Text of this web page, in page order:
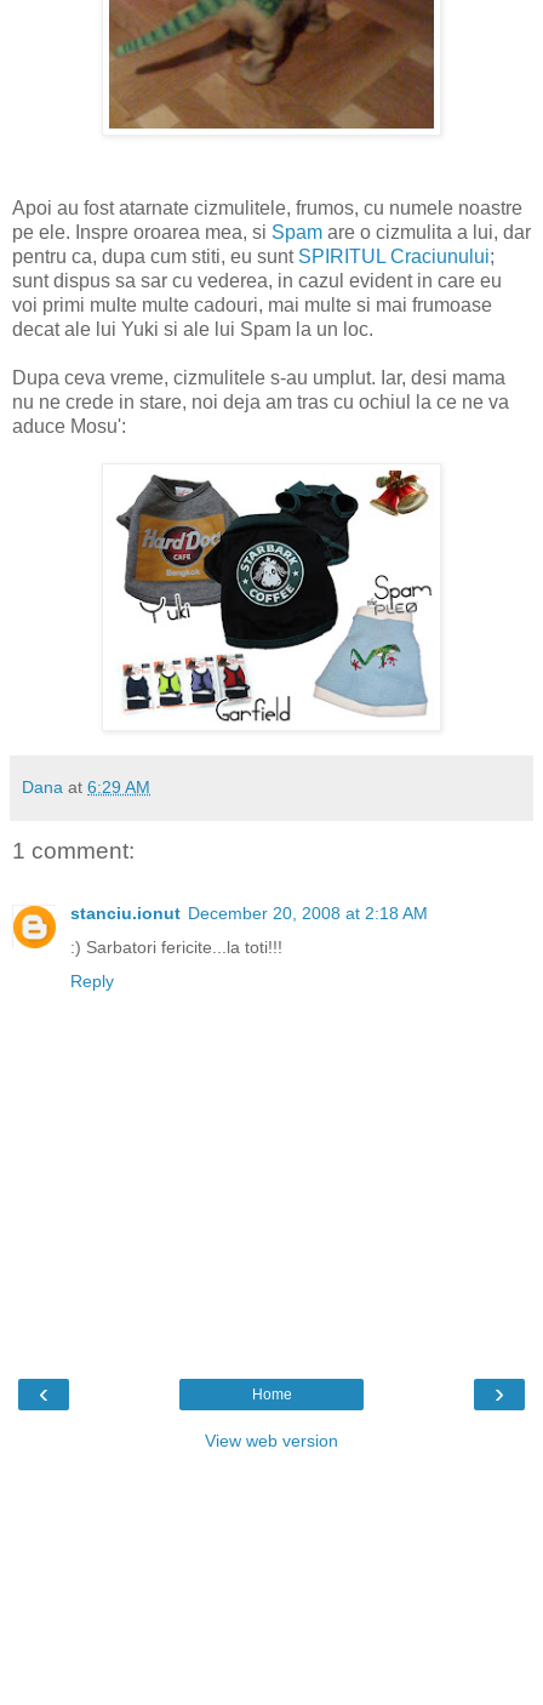
Apoi au fost atarnate cizmulitele, frumos, cu numele noastre
pe ele. Inspre oroarea mea, si Spam are o cizmulita a lui, dar
pentru ca, dupa cum stiti, eu sunt SPIRITUL Craciunului;
sunt dispus sa sar cu vederea, in cazul evident in care eu
voi primi multe multe cadouri, mai multe si mai frumoase
decat ale lui Yuki si ale lui Spam la un loc.
Dupa ceva vreme, cizmulitele s-au umplut. Iar, desi mama
nu ne crede in stare, noi deja am tras cu ochiul la ce ne va
aduce Mosu':
Dana at 6:29 AM
1 comment:
stanciu.ionut December 20, 2008 at 2:18 AM
:) Sarbatori fericite...la toti!!!
Reply
‹ ›
Home
View web version